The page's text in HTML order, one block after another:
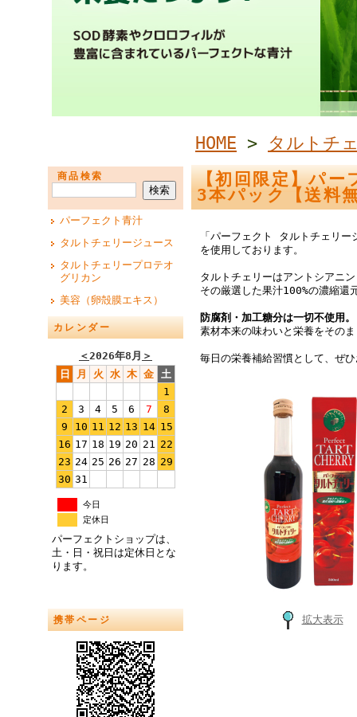
商品検索
パーフェクト青汁
タルトチェリージュース
タルトチェリープロテオ
グリカン
美容（卵殻膜エキス）
カレンダー
＜2026年8月 ＞
日
月 火 水 木 金 土
1
2
3 4 5 6 7
8
9
10 11 12 13 14 15
16 17 18 19 20 21 22
23 24 25 26 27 28 29
30 31
今日
定休日
パーフェクトショップは、
土・日・祝日は定休日とな
ります。
携帯ページ
HOME > タルトチ
【初回限定】パ
3本パック【送料
「パーフェクト タルトチェリ
を使用しております。
タルトチェリーはアントシアニ
その厳選した果汁100%の濃縮還
防腐剤・加工糖分は一切不使用。
素材本来の味わいと栄養をその
毎日の栄養補給習慣として、ぜ
拡大表示